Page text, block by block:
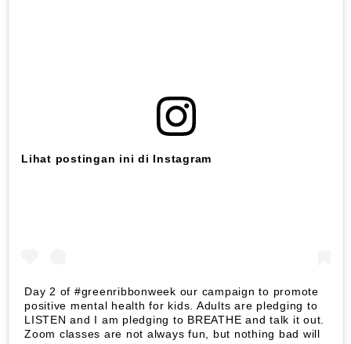
Lihat postingan ini di Instagram
Day 2 of #greenribbonweek our campaign to promote
positive mental health for kids. Adults are pledging to
LISTEN and I am pledging to BREATHE and talk it out.
Zoom classes are not always fun, but nothing bad will